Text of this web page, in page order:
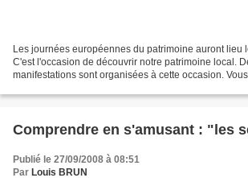
Les journées européennes du patrimoine auront lieu
C'est l'occasion de découvrir notre patrimoine local.
manifestations sont organisées à cette occasion.
Comprendre en s'amusant : "les
Publié le 27/09/2008 à 08:51
Par Louis BRUN